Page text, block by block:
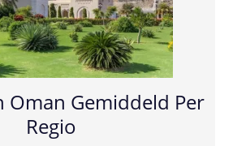
Oman Gemiddeld Per
Regio